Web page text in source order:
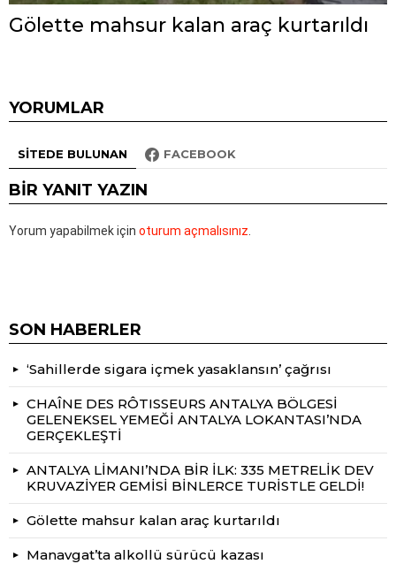
Gölette mahsur kalan araç kurtarıldı
YORUMLAR
SITEDE BULUNAN FACEBOOK
BIR YANIT YAZIN
Yorum yapabilmek için oturum açmalısınız
SON HABERLER
‘Sahillerde sigara içmek yasaklansın’ çağrısı
CHAÎNE DES RÔTISSEURS ANTALYA BÖLGESİ
GELENEKSEL YEMEĞİ ANTALYA LOKANTASI’NDA
GERÇEKLEŞTİ
ANTALYA LİMANI’NDA BİR İLK: 335 METRELİK DEV
KRUVAZİYER GEMİSİ BİNLERCE TURİSTLE GELDİ!
Gölette mahsur kalan araç kurtarıldı
Manavgat’ta alkollü sürücü kazası